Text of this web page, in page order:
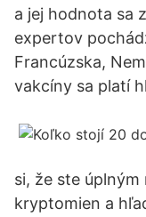
a jej hodnota sa
expertov
Francúzska,
vakcíny sa platí
si, že ste
kryptomien a